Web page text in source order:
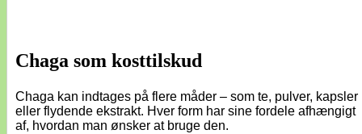
Chaga som kosttilskud
Chaga kan indtages på flere måder – som te, pulver, kapsler
eller flydende ekstrakt. Hver form har sine fordele afhængigt
af, hvordan man ønsker at bruge den.